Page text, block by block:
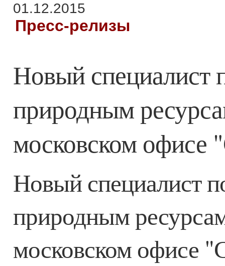
01.12.2015
Пресс-релизы
Новый специалист
природным
московском офисе
Новый специалист
природным
московском офисе